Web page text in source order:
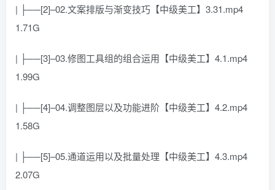
| ├──[2]–02.文案排版与渐变技巧【中级美工】3.31.mp4
1.71G
| ├──[3]–03.修图工具组的组合运用【中级美工】4.1.mp4
1.99G
| ├──[4]–04.调整图层以及功能进阶【中级美工】4.2.mp4
1.58G
| ├──[5]–05.通道运用以及批量处理【中级美工】4.3.mp4
2.07G